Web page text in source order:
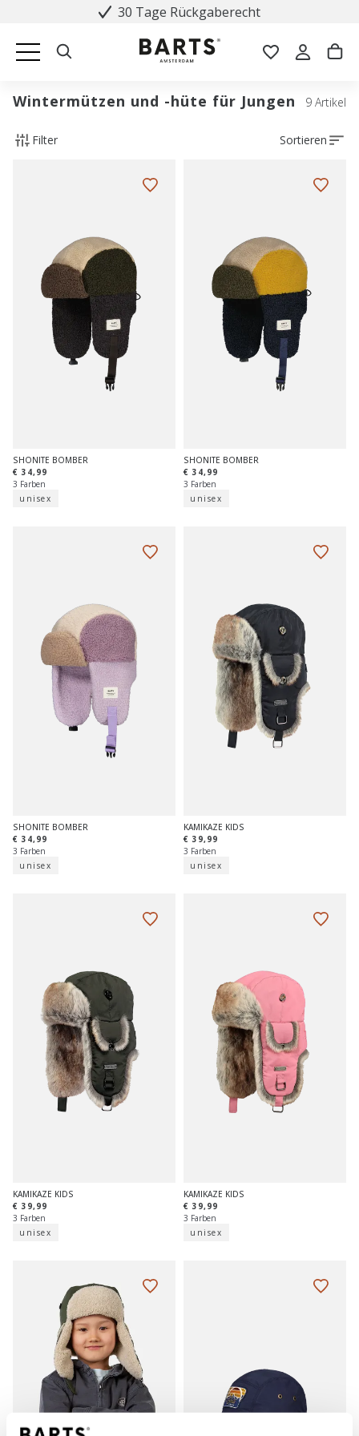
30 Tage Rückgaberecht
Wintermützen und -hüte für Jungen 9 Artikel
Filter Sortieren
SHONITE BOMBER
€ 34,99
3 Farben
unisex
SHONITE BOMBER
€ 34,99
3 Farben
unisex
SHONITE BOMBER
€ 34,99
3 Farben
unisex
KAMIKAZE KIDS
€ 39,99
3 Farben
unisex
KAMIKAZE KIDS
€ 39,99
3 Farben
unisex
KAMIKAZE KIDS
€ 39,99
3 Farben
unisex